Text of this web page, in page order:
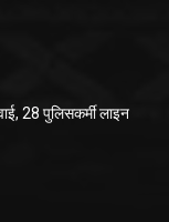
28 पुलिसकर्मी लाइन